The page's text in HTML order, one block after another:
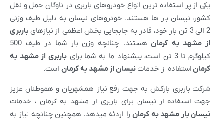
یکی از پر استفاده ترین انواع خودروهای باربری در ناوگان حمل و نقل
کشور، نیسان بار ها هستند. خودروهای نیسان به دلیل طیف وزنی
2 الی 3 تن بار خود، قادر به جابجایی بخش اعظمی از نیازهای
باربری
ازمشهدبه کرمان
هستند. چنانچه وزن بار شما در طیف 500
کیلوگرم تا 3 تن است، پیشنهاد ما به شما برای
باربری ازمشهد به
کرمان استفاده از خدمات نیسان ازمشهد بهکرمان است.
شرکت باربری بارکش به جهت رفع نیاز همشهریان و هموطنان عزیز
جهت استفاده از نیسان برای باربری از مشهد به کرمان ، خدمات
نیسان بار مشهدبه کرمان را اردئه میدهد. همچنین چنانچه نیاز به